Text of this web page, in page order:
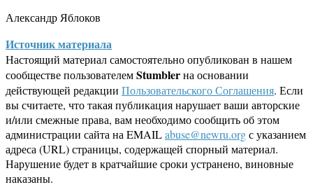
Александр Яблоков
Источник материала
Настоящий материал самостоятельно опубликован в нашем
сообществе пользователемStumblerна основании
действующей редакции Пользовательского Соглашения. Если
вы считаете, что такая публикация нарушает ваши авторские
и/или смежные права, вам необходимо сообщить об этом
администрации сайта на EMAILabuse@newru.orgс указанием
адреса (URL) страницы, содержащей спорный материал.
Нарушение будет в кратчайшие сроки устранено, виновные
наказаны.